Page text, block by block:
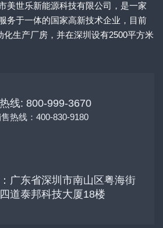
美世乐新能源科技有限公司，是一家
务于一体的国家高新技术企业，目前
化生产厂房，并在深圳设有2500平方米
线: 800-999-3670
热线：400-830-9180
广东省深圳市南山区粤海街
道泰邦科技大厦18楼